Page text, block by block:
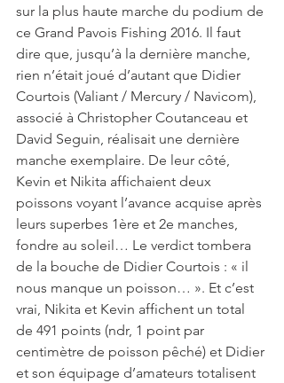
sur la plus haute marche du podium de
ce Grand Pavois Fishing 2016. Il faut
dire que, jusqu’à la dernière manche,
rien n’était joué d’autant que Didier
Courtois (Valiant / Mercury / Navicom),
associé à Christopher Coutanceau et
David Seguin, réalisait une dernière
manche exemplaire. De leur côté,
Kevin et Nikita affichaient deux
poissons voyant l’avance acquise après
leurs superbes 1ère et 2e manches,
fondre au soleil… Le verdict tombera
de la bouche de Didier Courtois : « il
nous manque un poisson… ». Et c’est
vrai, Nikita et Kevin affichent un total
de 491 points (ndr, 1 point par
centimètre de poisson pêché) et Didier
et son équipage d’amateurs totalisent